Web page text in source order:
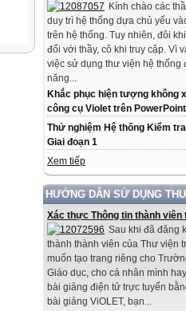
Kính chào các
duy trì hệ thống dựa chủ yếu
trên hệ thống. Tuy nhiên, đôi
đối với thầy, cô khi truy cập. Vì
việc sử dụng thư viện hệ thống
năng...
Khắc phục hiện tượng không
công cụ Violet trên
Thử nghiệm Hệ thống Kiểm
Giai đoạn 1
Xem tiếp
HƯỚNG DẪN SỬ DỤNG
Xác thực Thông tin thành viên
Sau khi đã đăng
thành thành viên của Thư viện
muốn tạo trang riêng cho
Giáo dục, cho cá nhân mình
bài giảng điện tử trực tuyến
bài giảng ViOLET, bạn...